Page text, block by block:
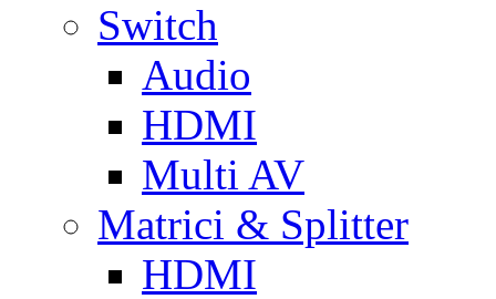
Switch
Audio
HDMI
Multi AV
Matrici & Splitter
HDMI